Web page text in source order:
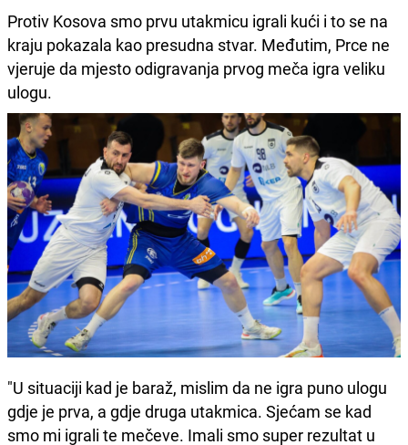
Protiv Kosova smo prvu utakmicu igrali kući i to se na
kraju pokazala kao presudna stvar. Međutim, Prce ne
vjeruje da mjesto odigravanja prvog meča igra veliku
ulogu.
"U situaciji kad je baraž, mislim da ne igra puno ulogu
gdje je prva, a gdje druga utakmica. Sjećam se kad
smo mi igrali te mečeve. Imali smo super rezultat u